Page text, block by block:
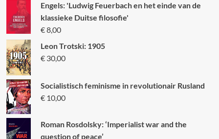
Engels: 'Ludwig Feuerbach en het einde van de
klassieke Duitse filosofie'
€8,00
Leon Trotski: 1905
€30,00
Socialistisch feminisme in revolutionair Rusland
€10,00
Roman Rosdolsky: ‘Imperialist war and the
question of peace’